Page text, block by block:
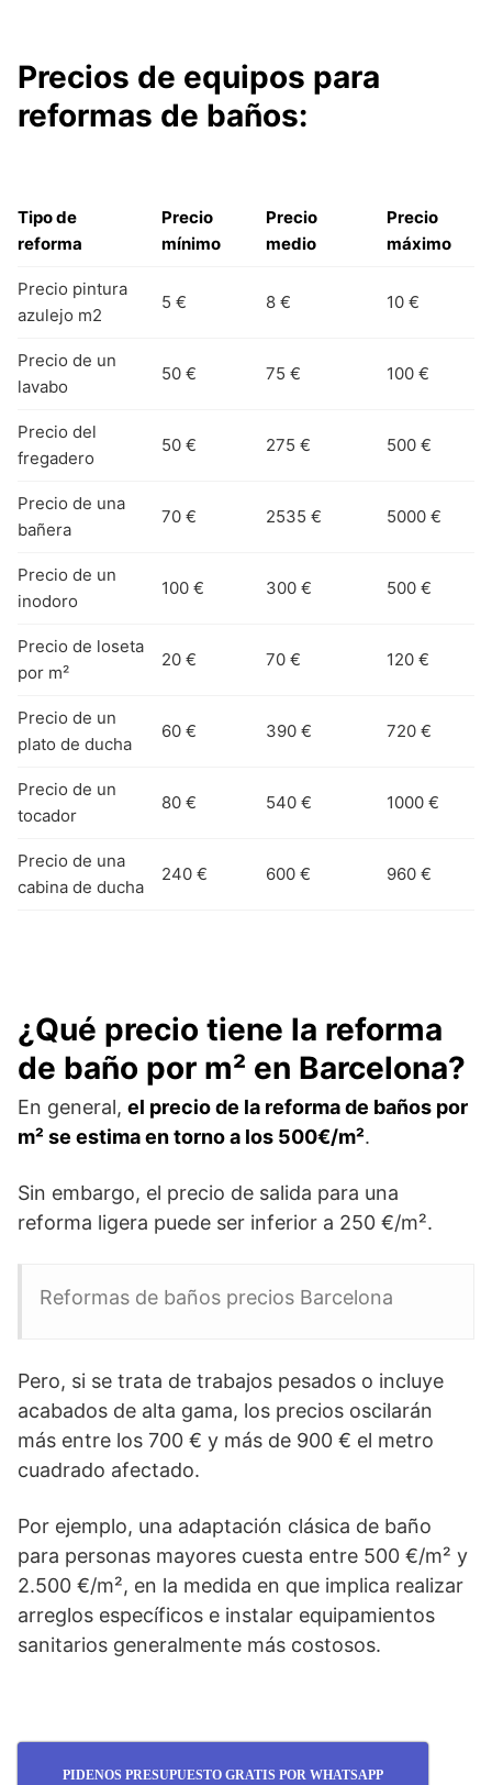
Precios de equipos para
reformas de baños:
Tipo de
reforma
Precio
mínimo
Precio
medio
Precio
máximo
Precio pintura
azulejo m2
5 € 8 € 10 €
Precio de un
lavabo
50 € 75 € 100 €
Precio del
fregadero
50 € 275 € 500 €
Precio de una
bañera
70 € 2535 € 5000 €
Precio de un
inodoro
100 € 300 € 500 €
Precio de loseta
por m²
20 € 70 € 120 €
Precio de un
plato de ducha
60 € 390 € 720 €
Precio de un
tocador
80 € 540 € 1000 €
Precio de una
cabina de ducha
240 € 600 € 960 €
¿Qué precio tiene la reforma
de baño por m² en Barcelona?
En general, el precio de la reforma de baños por
m² se estima en torno a los 500€/m².
Sin embargo, el precio de salida para una
reforma ligera puede ser inferior a 250 €/m².
Reformas de baños precios Barcelona
Pero, si se trata de trabajos pesados o incluye
acabados de alta gama, los precios oscilarán
más entre los 700 € y más de 900 € el metro
cuadrado afectado.
Por ejemplo, una adaptación clásica de baño
para personas mayores cuesta entre 500 €/m² y
2.500 €/m², en la medida en que implica realizar
arreglos específicos e instalar equipamientos
sanitarios generalmente más costosos.
PIDENOS PRESUPUESTO GRATIS POR WHATSAPP